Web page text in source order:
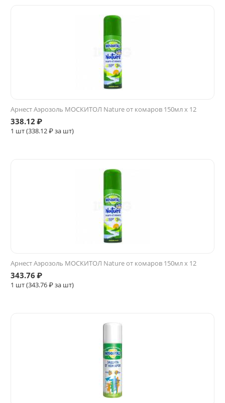
Арнест Аэрозоль МОСКИТОЛ Nature от комаров 150мл х 12
338.12 ₽
1 шт (338.12₽ за шт)
Арнест Аэрозоль МОСКИТОЛ Nature от комаров 150мл х 12
343.76 ₽
1 шт (343.76₽ за шт)